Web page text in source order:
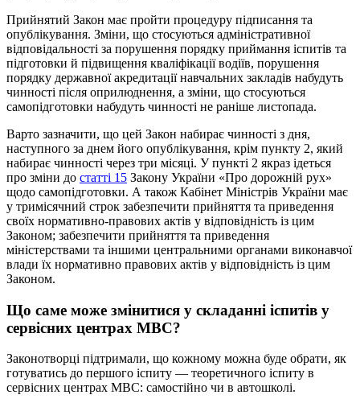
Прийнятий Закон має пройти процедуру підписання та
опублікування. Зміни, що стосуються адміністративної
відповідальності за порушення порядку приймання іспитів та
підготовки й підвищення кваліфікації водіїв, порушення
порядку державної акредитації навчальних закладів набудуть
чинності після оприлюднення, а зміни, що стосуються
самопідготовки набудуть чинності не раніше листопада.
Варто зазначити, що цей Закон набирає чинності з дня,
наступного за днем його опублікування, крім пункту 2, який
набирає чинності через три місяці. У пункті 2 якраз ідеться
про зміни до статті 15 Закону України «Про дорожній рух»
щодо самопідготовки. А також Кабінет Міністрів України має
у тримісячний строк забезпечити прийняття та приведення
своїх нормативно-правових актів у відповідність із цим
Законом; забезпечити прийняття та приведення
міністерствами та іншими центральними органами виконавчої
влади їх нормативно правових актів у відповідність із цим
Законом.
Що саме може змінитися у складанні іспитів у
сервісних центрах МВС?
Законотворці підтримали, що кожному можна буде обрати, як
готуватись до першого іспиту — теоретичного іспиту в
сервісних центрах МВС: самостійно чи в автошколі.